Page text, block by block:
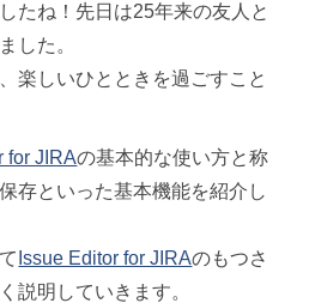
たね！先日は25年来の友人と
した。
楽しいひとときを過ごすこと
for JIRAの基本的な使い方と称
存といった基本機能を紹介し
Issue Editor for JIRAのもつさ
説明していきます。